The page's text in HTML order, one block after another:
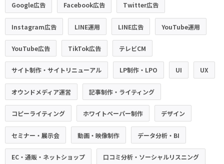
Google広告 Facebook広告 Twitter広告
Instagram広告 LINE運用 LINE広告 YouTube運用
YouTube広告 TikTok広告 テレビCM
サイト制作・サイトリニューアル LP制作・LPO UI UX
オウンドメディア運営 記事制作・ライティング
コピーライティング ホワイトペーパー制作 デザイン
セミナー・展示会 動画・映像制作 データ分析・BI
EC・通販・ネットショップ 口コミ分析・ソーシャルリスニング